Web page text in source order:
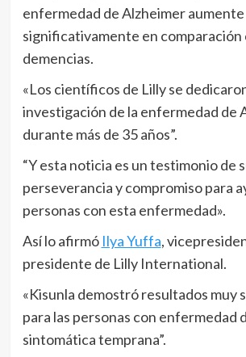
enfermedad de Alzheimer aumente
significativamente en comparación
demencias.
«Los científicos de Lilly se
investigación de la enfermedad de
durante más de 35 años”.
“Y esta noticia es un testimonio de
perseverancia y compromiso para
personas con esta enfermedad».
Así lo afirmó Ilya Yuffa,
presidente de Lilly International.
«Kisunla demostró resultados muy
para las personas con enfermedad
sintomática temprana”.